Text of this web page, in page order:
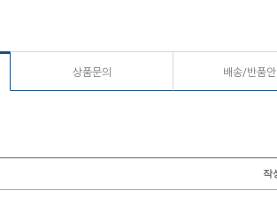
상품문의 배송/반품안